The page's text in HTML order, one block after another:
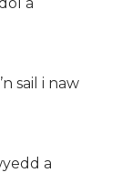
sail i naw
a